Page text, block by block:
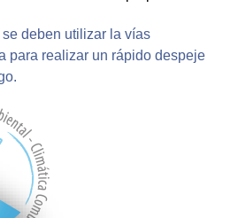
deben utilizar la vías
para realizar un rápido despeje